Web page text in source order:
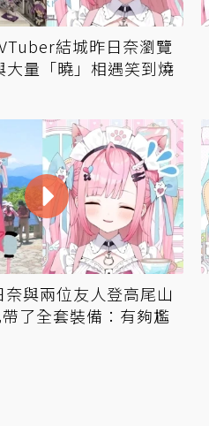
結城昨日奈瀏覽
大量「曉」相遇笑到燒
奈與兩位友人登高尾山
了全套裝備：有夠尷